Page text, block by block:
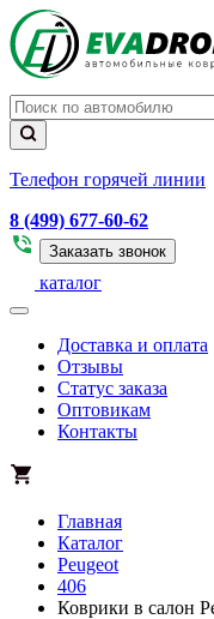
Телефон горячей линии
8 (499) 677-60-62
Заказать звонок
каталог
Доставка и оплата
Отзывы
Статус заказа
Оптовикам
Контакты
Главная
Каталог
Peugeot
406
Коврики в салон